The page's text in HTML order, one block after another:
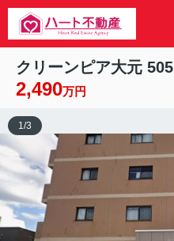
クリーンピア大元 505
2,490万円
1 /3